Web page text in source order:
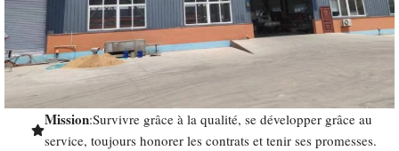
Mission:Survivre grâce à la qualité, se développer grâce au
service, toujours honorer les contrats et tenir ses promesses.